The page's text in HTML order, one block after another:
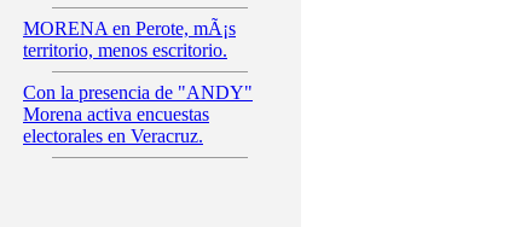
MORENA en Perote, mÃ¡s
territorio, menos escritorio.
Con la presencia de "ANDY"
Morena activa encuestas
electorales en Veracruz.